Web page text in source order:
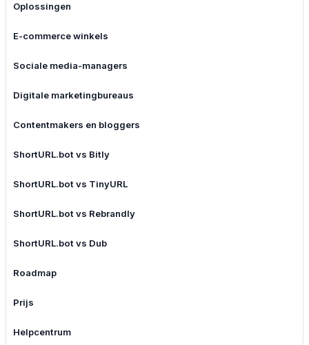
Oplossingen
E-commerce winkels
Sociale media-managers
Digitale marketingbureaus
Contentmakers en bloggers
ShortURL.bot vs Bitly
ShortURL.bot vs TinyURL
ShortURL.bot vs Rebrandly
ShortURL.bot vs Dub
Roadmap
Prijs
Helpcentrum